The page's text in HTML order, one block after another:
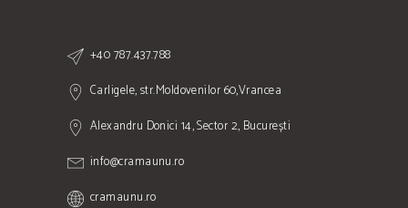
+40 787.437.788
Carligele, str.Moldovenilor 60,Vrancea
Alexandru Donici 14, Sector 2, București
info@cramaunu.ro
cramaunu.ro